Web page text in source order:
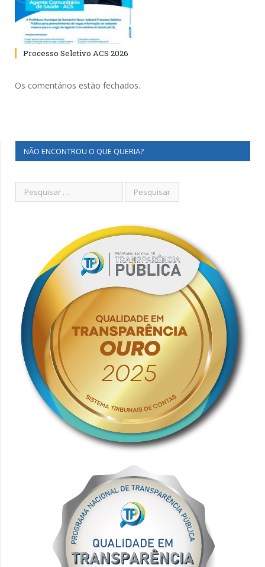
Processo Seletivo ACS 2026
Os comentários estão fechados.
NÃO ENCONTROU O QUE QUERIA?